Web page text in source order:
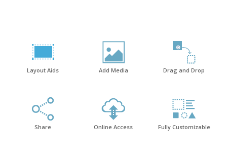
Layout Aids Add Media Drag and Drop
Share Online Access Fully Customizable